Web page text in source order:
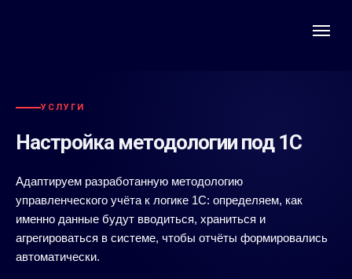
УСЛУГИ
Настройка методологии под 1С
Адаптируем разработанную методологию
управленческого учёта к логике 1С: определяем, как
именно данные будут вводиться, храниться и
агрегироваться в системе, чтобы отчёты формировались
автоматически.